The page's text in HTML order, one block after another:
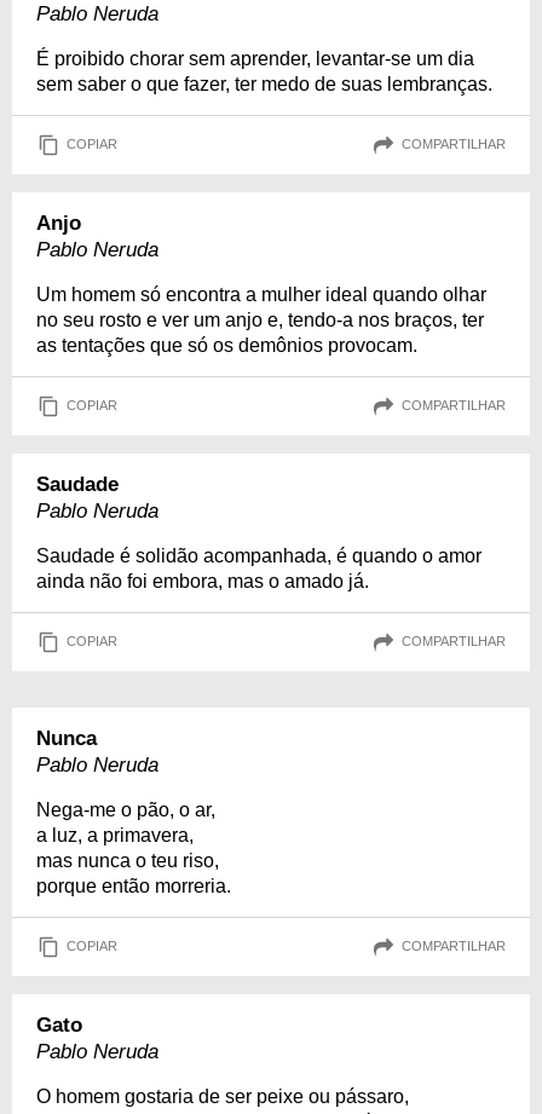
Pablo Neruda
É proibido chorar sem aprender, levantar-se um dia
sem saber o que fazer, ter medo de suas lembranças.
COPIAR COMPARTILHAR
Anjo
Pablo Neruda
Um homem só encontra a mulher ideal quando olhar
no seu rosto e ver um anjo e, tendo-a nos braços, ter
as tentações que só os demônios provocam.
COPIAR COMPARTILHAR
Saudade
Pablo Neruda
Saudade é solidão acompanhada, é quando o amor
ainda não foi embora, mas o amado já.
COPIAR COMPARTILHAR
Nunca
Pablo Neruda
Nega-me o pão, o ar,
a luz, a primavera,
mas nunca o teu riso,
porque então morreria.
COPIAR COMPARTILHAR
Gato
Pablo Neruda
O homem gostaria de ser peixe ou pássaro,